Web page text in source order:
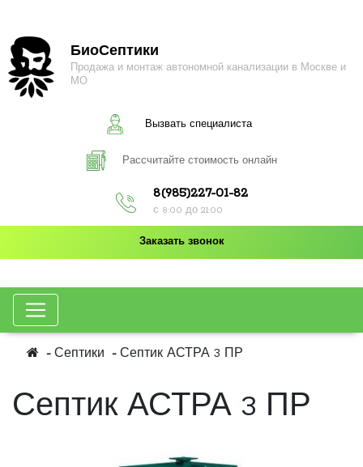
БиоСептики
Продажа и монтаж автономной канализации в Москве и
МО
Вызвать специалиста
Рассчитайте стоимость онлайн
8(985)227-01-82
с 8:00 до 21:00
Заказать звонок
Септики Септик АСТРА 3 ПР
Септик АСТРА 3 ПР